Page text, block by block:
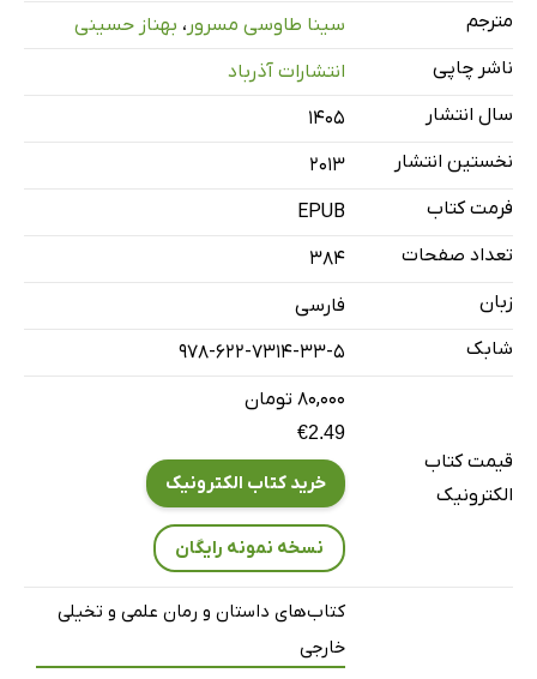
مترجم
سینا طاوسی مسرور ، بهناز حسینی
ناشر چاپی
انتشارات آذرباد
سال انتشار
۱۴۰۵
نخستین انتشار
2013
فرمت کتاب
EPUB
تعداد صفحات
384
زبان
فارسی
شابک
978-622-7314-33-5
قیمت کتاب
الکترونیک
۸۰,۰۰۰ تومان
€2.49
خرید کتاب الکترونیک
نسخه نمونه رایگان
کتاب‌های داستان و رمان علمی و تخیلی
خارجی